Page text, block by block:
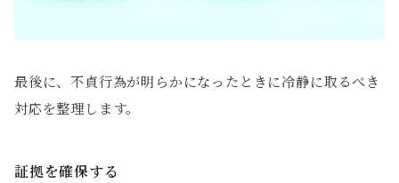
最後に、不貞行為が明らかになったときに冷静に取るべき
対応を整理します。
証拠を確保する